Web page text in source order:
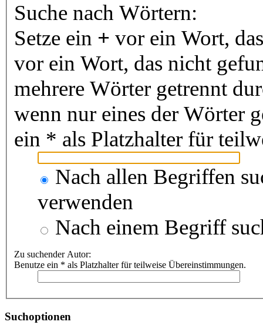
Suche nach Wörtern:
Setze ein + vor ein Wort,
vor ein Wort, das nicht
mehrere Wörter getrennt
wenn nur eines der Wörter
ein * als Platzhalter für
Nach allen Begriffen
verwenden
Nach einem Begriff
Zu suchender Autor:
Benutze ein * als Platzhalter für teilweise Übereinstimmungen.
Suchoptionen